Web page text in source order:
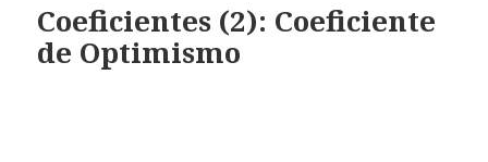
Coeficientes (2): Coeficiente
de Optimismo